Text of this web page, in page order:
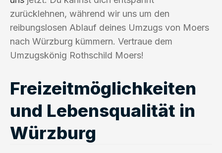
zurücklehnen, während wir uns um den
reibungslosen Ablauf deines Umzugs von Moers
nach Würzburg kümmern. Vertraue dem
Umzugskönig Rothschild Moers!
Freizeitmöglichkeiten
und Lebensqualität in
Würzburg